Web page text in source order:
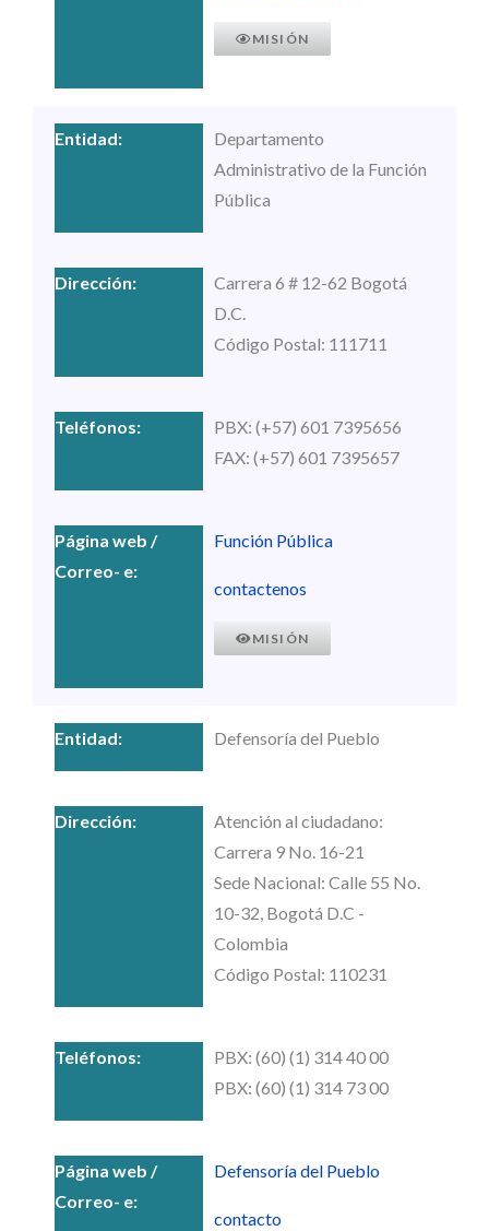
MISIÓN
Departamento
Administrativo de la Función
Pública
Carrera 6 # 12-62 Bogotá
D.C.
Código Postal: 111711
PBX: (+57) 601 7395656
FAX: (+57) 601 7395657
Función Pública
contactenos
MISIÓN
Defensoría del Pueblo
Atención al ciudadano:
Carrera 9 No. 16-21
Sede Nacional: Calle 55 No.
10-32, Bogotá D.C -
Colombia
Código Postal: 110231
PBX: (60) (1) 314 40 00
PBX: (60) (1) 314 73 00
Defensoría del Pueblo
contacto